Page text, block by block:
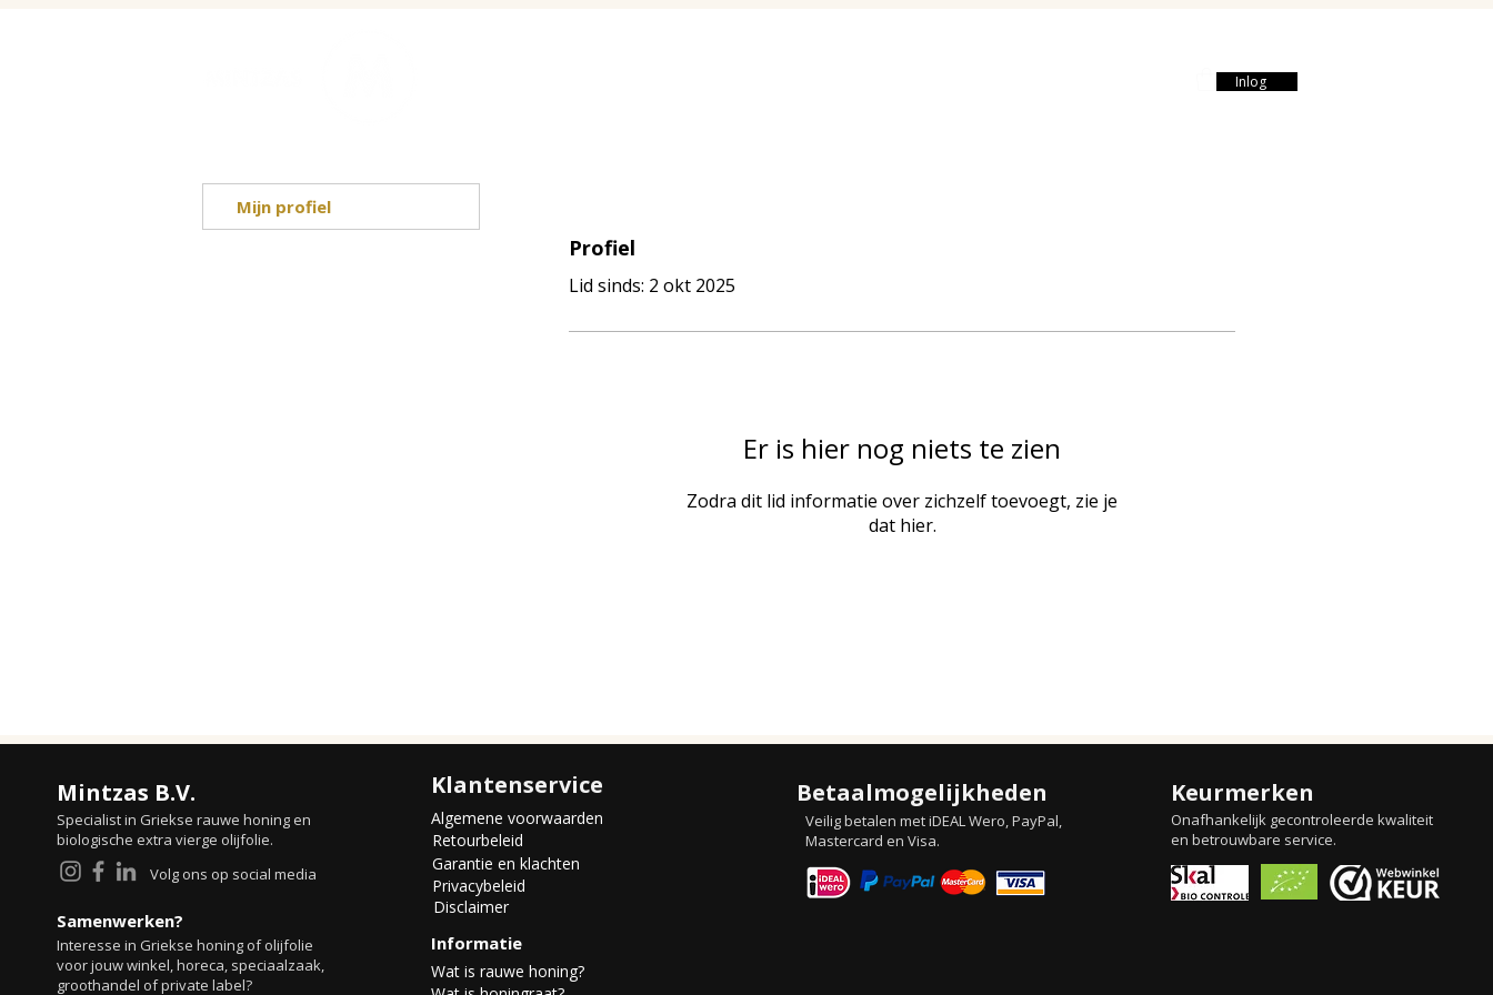
Inlog
Profiel
Lid sinds: 2 okt 2025
Er is hier nog niets te zien
Zodra dit lid informatie over zichzelf toevoegt, zie je
dat hier.
Mijn profiel
Mintzas B.V.
Specialist in Griekse rauwe honing en
biologische extra vierge olijfolie.
Volg ons op social media
Samenwerken?
Interesse in Griekse honing of olijfolie
voor jouw winkel, horeca, speciaalzaak,
groothandel of private label?
Klantenservice
Algemene voorwaarden
Retourbeleid
Garantie en klachten
Privacybeleid
Disclaimer
Informatie
Wat is rauwe honing?
Betaalmogelijkheden
Veilig betalen met iDEAL Wero, PayPal,
Mastercard en Visa.
Keurmerken
Onafhankelijk gecontroleerde kwaliteit
en betrouwbare service.